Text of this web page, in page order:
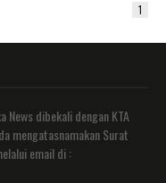
1
News dibekali dengan KTA
mengatasnamakan Surat
email di :